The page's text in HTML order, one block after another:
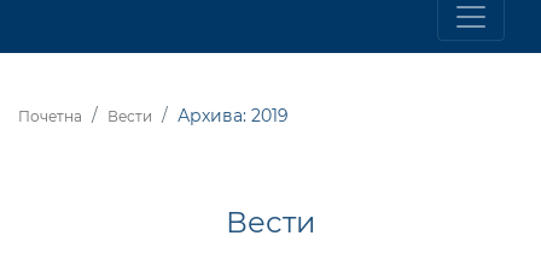
Почетна Вести Архива: 2019
Вести